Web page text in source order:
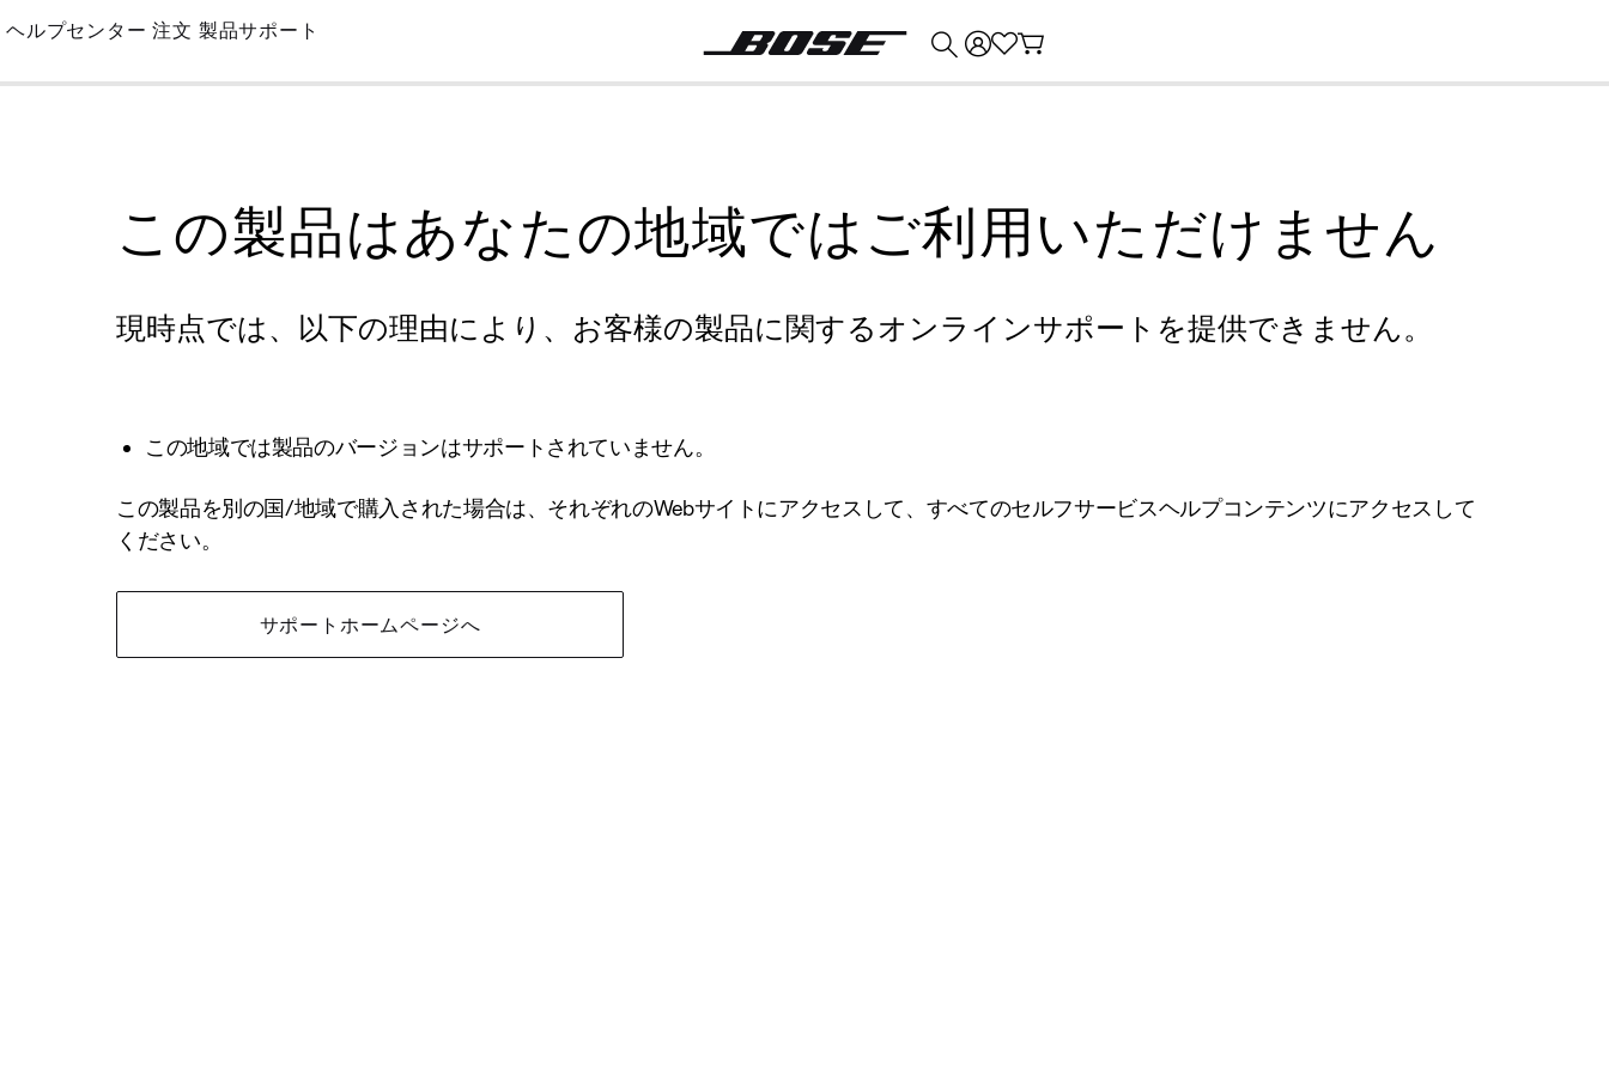
Skip
Main
ヘルプセンター 注文 製品サポート
この製品はあなたの地域ではご利用いただけません
現時点では、以下の理由により、お客様の製品に関するオンラインサポートを提供できません。
この地域では製品のバージョンはサポートされていません。
この製品を別の国/地域で購入された場合は、それぞれのWebサイトにアクセスして、すべてのセルフサービスヘルプコンテンツにアクセスして
ください。
サポートホームページへ